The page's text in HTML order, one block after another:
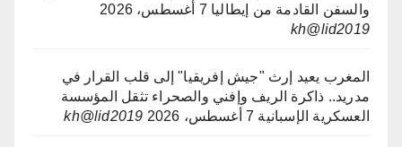
والسفن القادمة من إيطاليا 7 أغسطس، 2026
kh@lid2019
المغرب يعيد إرث "جيش إفريقيا" إلى قلب القرار في
مدريد.. ذاكرة الريف وإفني والصحراء تثقل المؤسسة
العسكرية الإسبانية 7 أغسطس، 2026 kh@lid2019